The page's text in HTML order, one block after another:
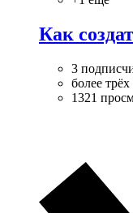
Как
3
более трёх
1321